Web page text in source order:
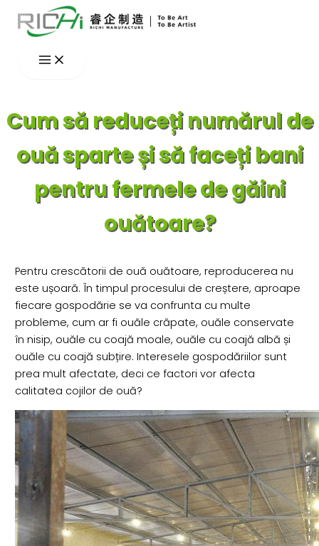
Skip
Cum să reduceți numărul de
ouă sparte și să faceți bani
pentru fermele de găini
ouătoare?
Pentru crescătorii de ouă ouătoare, reproducerea nu
este ușoară. În timpul procesului de creștere, aproape
fiecare gospodărie se va confrunta cu multe
probleme, cum ar fi ouăle crăpate, ouăle conservate
în nisip, ouăle cu coajă moale, ouăle cu coajă albă și
ouăle cu coajă subțire. Interesele gospodăriilor sunt
prea mult afectate, deci ce factori vor afecta
calitatea cojilor de ouă?